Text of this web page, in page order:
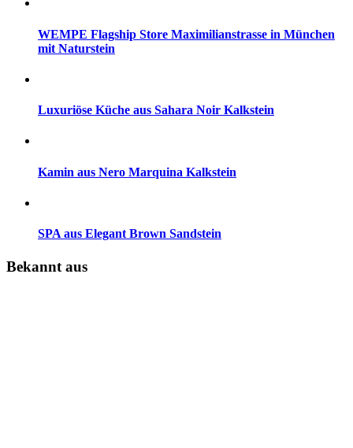
WEMPE Flagship Store Maximilianstrasse in München
mit Naturstein
Luxuriöse Küche aus Sahara Noir Kalkstein
Kamin aus Nero Marquina Kalkstein
SPA aus Elegant Brown Sandstein
Bekannt aus